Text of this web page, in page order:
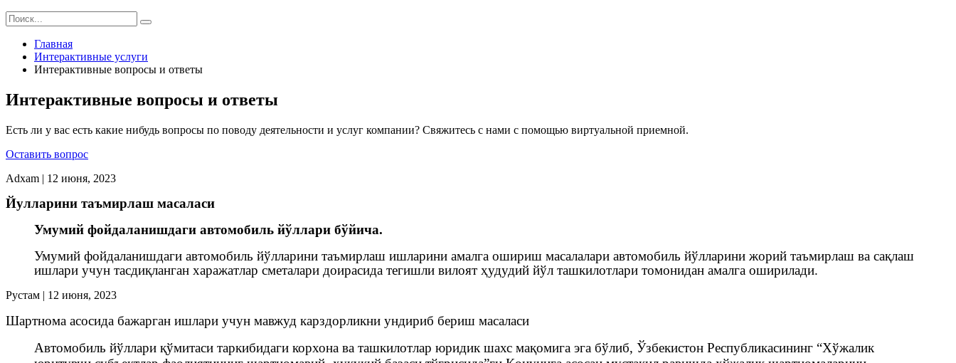
Главная
Интерактивные услуги
Интерактивные вопросы и ответы
Интерактивные вопросы и ответы
Есть ли у вас есть какие нибудь вопросы по поводу деятельности и услуг компании? Свяжитесь с нами с помощью виртуальной приемной.
Оставить вопрос
Adxam | 12 июня, 2023
Йулларини таъмирлаш масаласи
Умумий фойдаланишдаги автомобиль йўллари бўйича.
Умумий фойдаланишдаги автомобиль йўлларини таъмирлаш ишларини амалга ошириш масалалари автомобиль йўлларини жорий таъмирлаш ва сақлаш
ишлари учун тасдиқланган харажатлар сметалари доирасида тегишли вилоят ҳудудий йўл ташкилотлари томонидан амалга оширилади.
Рустам | 12 июня, 2023
Шартнома асосида бажарган ишлари учун мавжуд карздорликни ундириб бериш масаласи
Автомобиль йўллари қўмитаси таркибидаги корхона ва ташкилотлар юридик шахс мақомига эга бўлиб, Ўзбекистон Республикасининг “Хўжалик